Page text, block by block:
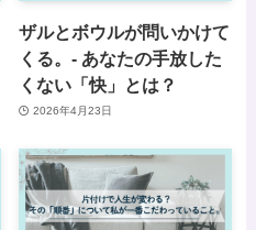
ザルとボウルが問いかけて
くる。- あなたの手放した
くない「快」とは？
2026年4月23日